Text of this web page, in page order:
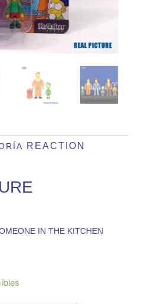
REACTION
IN THE KITCHEN